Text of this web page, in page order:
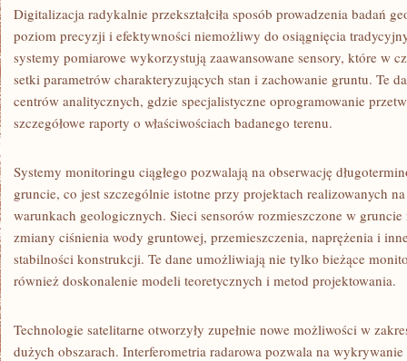
Digitalizacja radykalnie przekształciła sposób prowadzenia badań
poziom precyzji i efektywności niemożliwy do osiągnięcia
systemy pomiarowe wykorzystują zaawansowane sensory, które w
setki parametrów charakteryzujących stan i zachowanie gruntu. Te
centrów analitycznych, gdzie specjalistyczne oprogramowanie
szczegółowe raporty o właściwościach badanego terenu.
Systemy monitoringu ciągłego pozwalają na obserwację
gruncie, co jest szczególnie istotne przy projektach realizowanych
warunkach geologicznych. Sieci sensorów rozmieszczone w gruncie
zmiany ciśnienia wody gruntowej, przemieszczenia, naprężenia i
stabilności konstrukcji. Te dane umożliwiają nie tylko bieżące
również doskonalenie modeli teoretycznych i metod projektowania.
Technologie satelitarne otworzyły zupełnie nowe możliwości w
dużych obszarach. Interferometria radarowa pozwala na